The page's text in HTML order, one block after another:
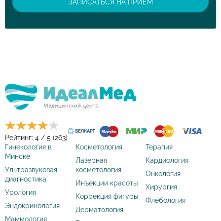
ЗАПИСАТЬСЯ НА ПРИЕМ
Рейтинг: 4 / 5 (263)
Гинекология в
Минске
Ультразвуковая
диагностика
Урология
Эндокринология
Маммология
Косметология
Лазерная
косметология
Инъекции красоты
Коррекция фигуры
Дерматология
Терапия
Кардиология
Онкология
Хирургия
Флебология